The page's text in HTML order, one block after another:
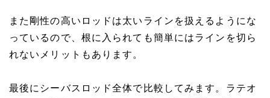
また剛性の高いロッドは太いラインを扱えるようにな
っているので、根に入られても簡単にはラインを切ら
れないメリットもあります。
最後にシーバスロッド全体で比較してみます。ラテオ